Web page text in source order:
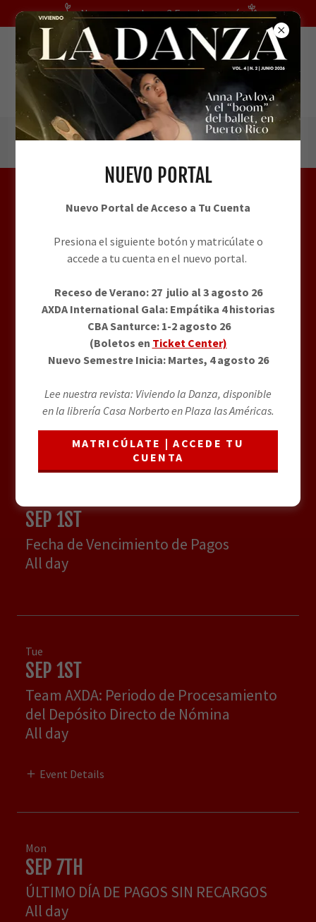
Translate¿Nuevo en la danza? Empieza aquí
(787) 256-7717
CALENDARIO INSTITUCIONAL
Descubre los próximos eventos que tendremos en AXDA.
AUG 16TH
Team AXDA: Periodo de Procesamiento
del Depósito Directo de Nómina
All day
SEP 1ST
Fecha de Vencimiento de Pagos
All day
Tue
SEP 1ST
Team AXDA: Periodo de Procesamiento
del Depósito Directo de Nómina
All day
Event Details
Mon
SEP 7TH
ÚLTIMO DÍA DE PAGOS SIN RECARGOS
All day
NUEVO PORTAL
Nuevo Portal de Acceso a Tu Cuenta
Presiona el siguiente botón y matricúlate o
accede a tu cuenta en el nuevo portal.
Receso de Verano: 27 julio al 3 agosto 26
AXDA International Gala: Empátika 4 historias
CBA Santurce: 1-2 agosto 26
(Boletos en Ticket Center)
Nuevo Semestre Inicia: Martes, 4 agosto 26
Lee nuestra revista: Viviendo la Danza, disponible
en la librería Casa Norberto en Plaza las Américas.
MATRICÚLATE | ACCEDE TU
CUENTA